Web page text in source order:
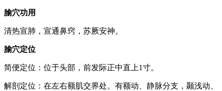
腧穴功用
清热宣肺，宣通鼻窍，苏厥安神。
腧穴定位
简便定位：位于头部，前发际正中直上1寸。
解剖定位：在左右额肌交界处。有额动、静脉分支，颞浅动、